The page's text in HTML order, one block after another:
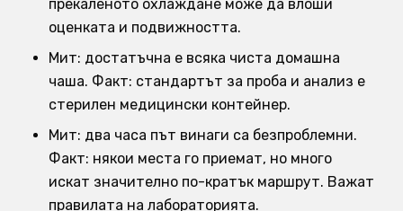
прекаленото охлаждане може да влоши
оценката и подвижността.
Мит: достатъчна е всяка чиста домашна
чаша. Факт: стандартът за проба и анализ е
стерилен медицински контейнер.
Мит: два часа път винаги са безпроблемни.
Факт: някои места го приемат, но много
искат значително по-кратък маршрут. Важат
правилата на лабораторията.